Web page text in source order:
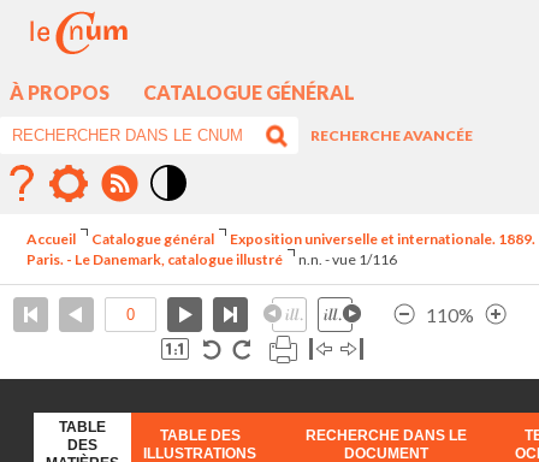
À PROPOS CATALOGUE GÉNÉRAL
RECHERCHE AVANCÉE
élévé
Accueil Catalogue général
Exposition universelle et internationale. 1889.
Paris. - Le Danemark, catalogue illustré
n.n. - vue 1/116
110%
TABLE
DES
TABLE DES
ILLUSTRATIONS
RECHERCHE DANS LE
DOCUMENT